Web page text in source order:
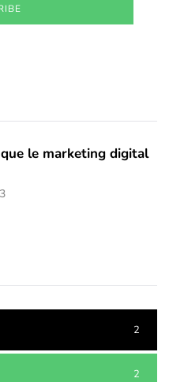
le marketing digital
2
2